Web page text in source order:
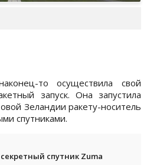
то осуществила свой
запуск. Она запустила
Зеландии ракету-носитель
спутниками.
спутник Zuma